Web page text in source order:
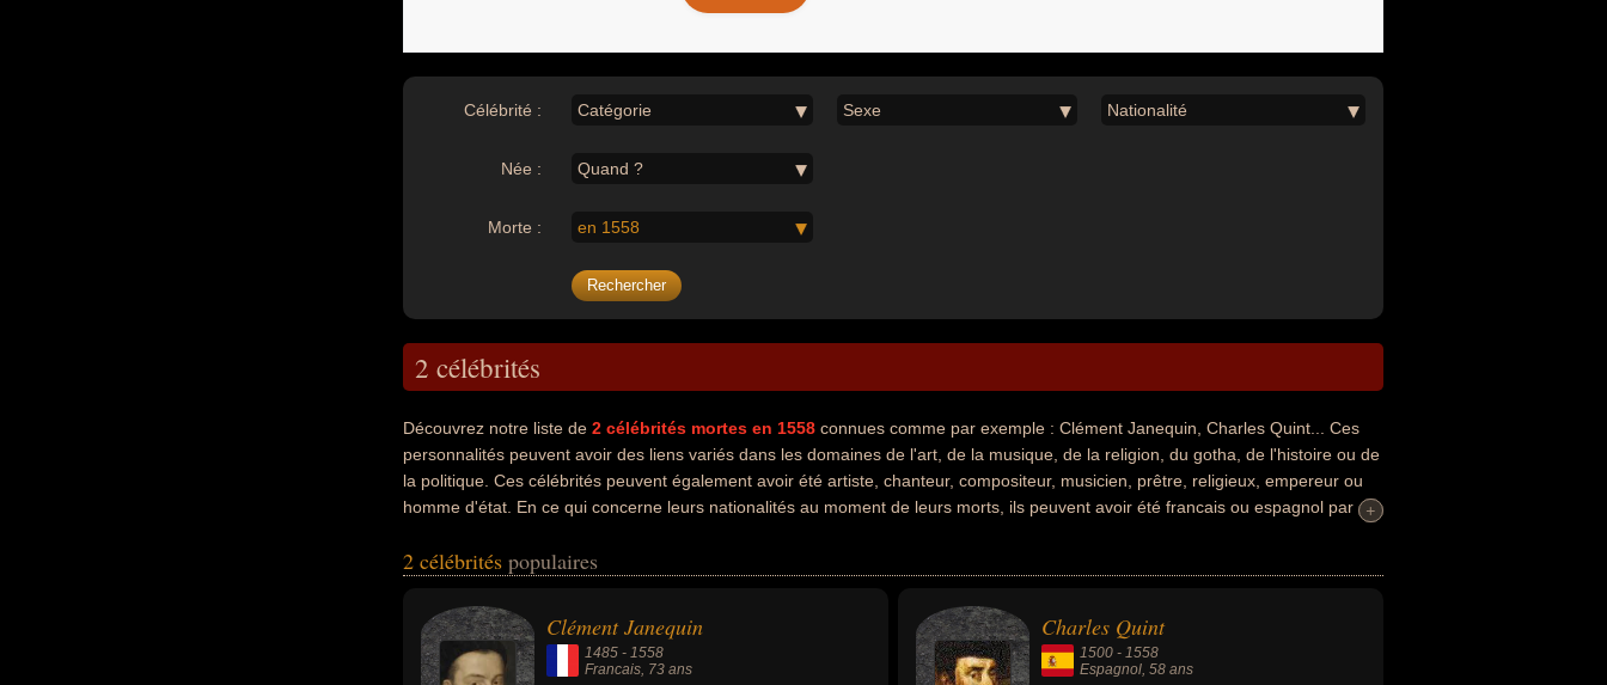
Célébrité : Catégorie Sexe Nationalité
Née : Quand ?
Morte : en 1558
2 célébrités
Découvrez notre liste de 2 célébrités mortes en 1558 connues comme par exemple : Clément Janequin, Charles Quint... Ces
personnalités peuvent avoir des liens variés dans les domaines de l'art, de la musique, de la religion, du gotha, de l'histoire ou de
la politique. Ces célébrités peuvent également avoir été artiste, chanteur, compositeur, musicien, prêtre, religieux, empereur ou
homme d'état. En ce qui concerne leurs nationalités au moment de leurs morts, ils peuvent avoir été francais ou espagnol par
+
+
2 célébrités populaires
Clément Janequin
1485 - 1558
Francais, 73 ans
Charles Quint
1500 -1558
Espagnol, 58 ans